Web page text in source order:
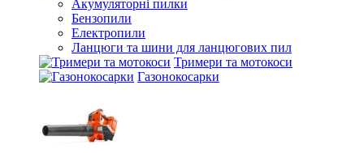
Акумуляторні пилки
Бензопили
Електропили
Ланцюги та шини для ланцюгових пил
Тримери та мотокоси
Газонокосарки